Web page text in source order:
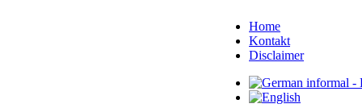
Home
Kontakt
Disclaimer